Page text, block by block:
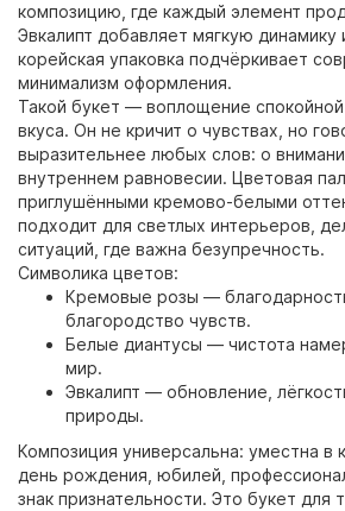
композицию, где каждый элемент
Эвкалипт добавляет мягкую динамику
корейская упаковка подчёркивает
минимализм оформления.
Такой букет — воплощение
вкуса. Он не кричит о чувствах, но
выразительнее любых слов: о
внутреннем равновесии. Цветовая
приглушёнными кремово-белыми
подходит для светлых интерьеров,
ситуаций, где важна безупречность.
Символика цветов:
Кремовые розы —
благородство чувств.
Белые диантусы — чистота
мир.
Эвкалипт — обновление,
природы.
Композиция универсальна: уместна в
день рождения, юбилей,
знак признательности. Это букет для